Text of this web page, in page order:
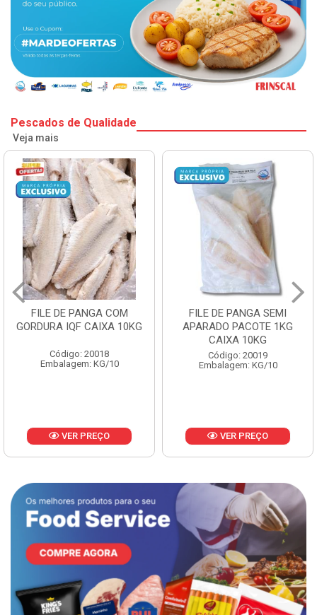
Pescados de Qualidade
Veja mais
FILE DE PANGA SEMI
APARADO PACOTE 1KG
Código: 20019
Embalagem: KG/10
VER PREÇO
POLACA DESFIADA
PESCAMARES PCT5KG
CX10KG
Código: 20161
Embalagem: KG/10
VER PREÇO